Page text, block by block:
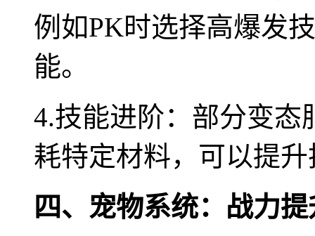
例如PK时选择高爆发
能。
4.技能进阶：部分变态
耗特定材料，可以提
四、宠物系统：战力